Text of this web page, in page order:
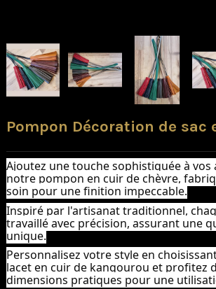
Pompon Décoration de sac
Ajoutez une touche sophistiquée à vos
notre pompon en cuir de chèvre,
soin pour une finition impeccable.
Inspiré par l'artisanat traditionnel,
travaillé avec précision, assurant une
unique.
Personnalisez votre style en
lacet en cuir de kangourou et profitez
dimensions pratiques pour une